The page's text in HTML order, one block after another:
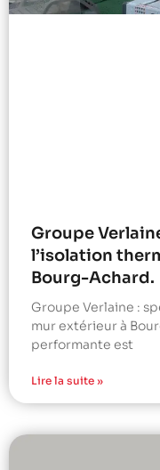
Groupe
l’isolation
Bourg-Achard.
Groupe Verlaine :
mur extérieur à
performante est
Lire la suite »